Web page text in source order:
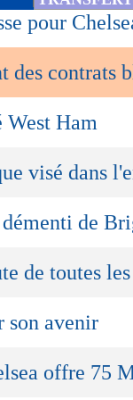
pour
des contrats
West Ham
visé dans
de
de toutes
son avenir
offre 75